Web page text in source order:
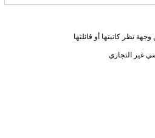
نظر كاتبتها أو قائلتها
غير التجاري